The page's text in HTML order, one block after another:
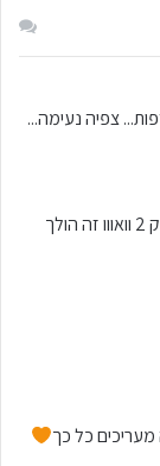
צפיה נעימה...
אימלה כל כך יפההה מחכה כבר לפרק 2 וואווו זה הולך
כל כך